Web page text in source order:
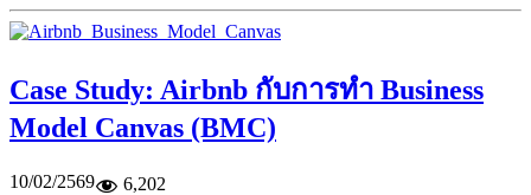
Case Study: Airbnb กับการทำ Business
Model Canvas (BMC)
10/02/2569 6,202